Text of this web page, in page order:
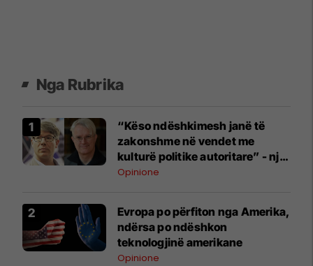
Nga Rubrika
“Këso ndëshkimesh janë të
zakonshme në vendet me
kulturë politike autoritare” - një
apel nga historianët Schmitt
kosovar
Opinione
Evropa po përfiton nga Amerika,
ndërsa po ndëshkon
teknologjinë amerikane
Opinione